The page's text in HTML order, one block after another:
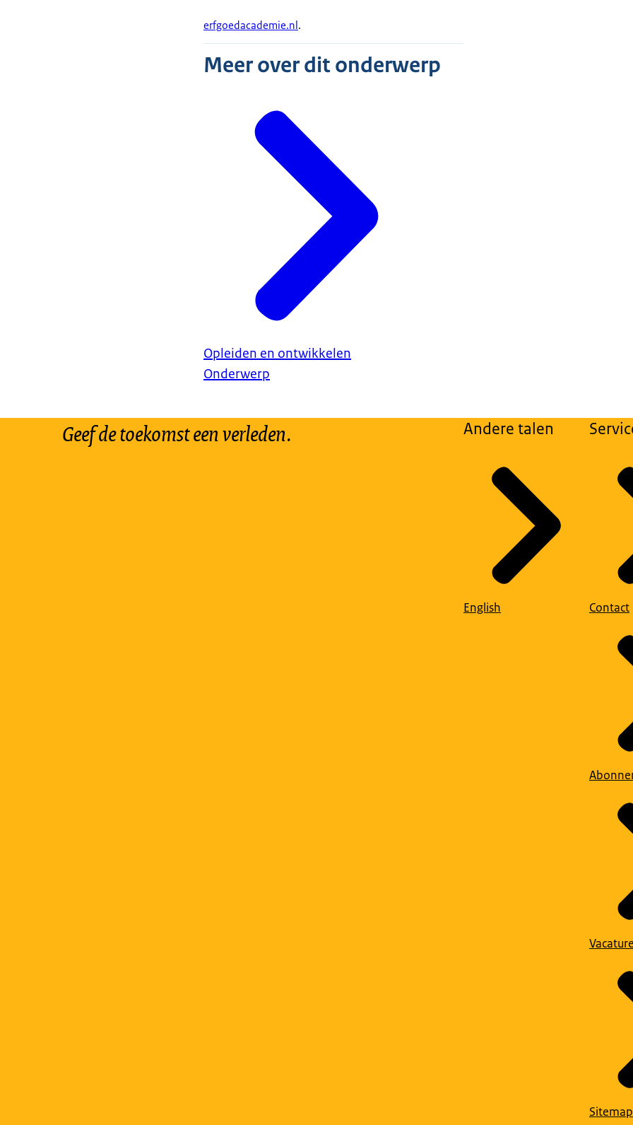
erfgoedacademie.nl.
Meer over dit onderwerp
Opleiden en ontwikkelen
Onderwerp
Geef de toekomst een verleden. Andere talen
English Contact
Sitemap